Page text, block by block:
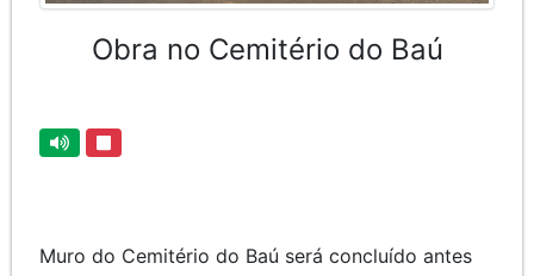
Obra no Cemitério do Baú
Muro do Cemitério do Baú será concluído antes